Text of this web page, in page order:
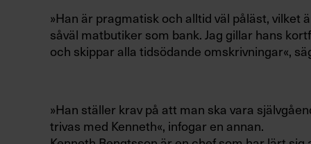
»Han är pragmatisk och alltid väl påläst, vilket
såväl matbutiker som bank. Jag gillar hans
och skippar alla tidsödande omskrivningar«,
»Han ställer krav på att man ska vara
trivas med Kenneth«, infogar en annan.